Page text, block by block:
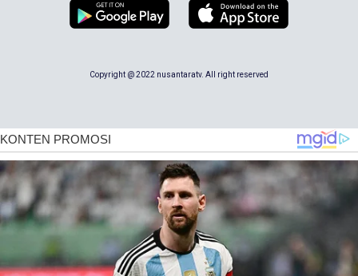
Copyright @ 2022 nusantaratv. All right reserved